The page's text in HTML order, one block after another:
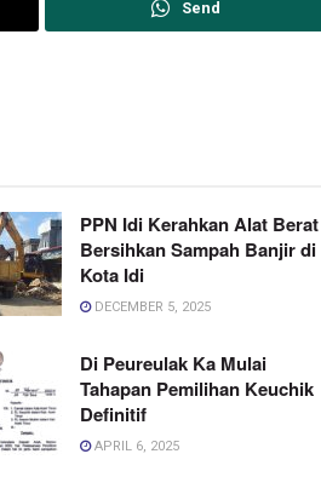
Send
PPN Idi Kerahkan Alat Berat
Bersihkan Sampah Banjir di
Kota Idi
DECEMBER 5, 2025
Di Peureulak Ka Mulai
Tahapan Pemilihan Keuchik
Definitif
APRIL 6, 2025